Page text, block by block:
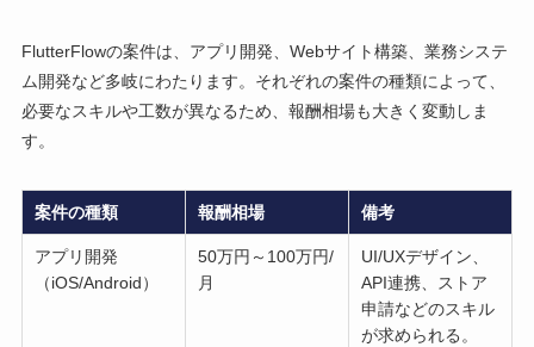
FlutterFlowの案件は、アプリ開発、Webサイト構築、業務システ
ム開発など多岐にわたります。それぞれの案件の種類によって、
必要なスキルや工数が異なるため、報酬相場も大きく変動しま
す。
案件の種類 報酬相場 備考
アプリ開発
（iOS/Android）
50万円～100万円/
月
UI/UXデザイン、
API連携、ストア
申請などのスキル
が求められる。